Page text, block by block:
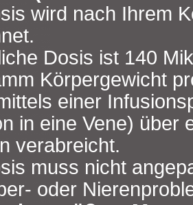
wird nach Ihrem
Dosis ist 140
Körpergewicht
einer
in eine Vene) über
verabreicht.
muss nicht
oder